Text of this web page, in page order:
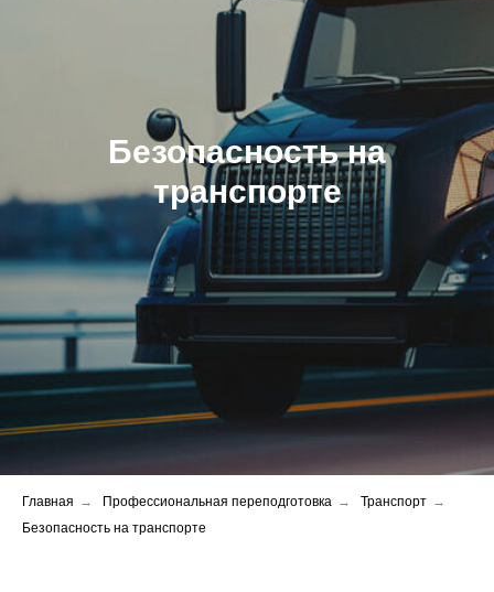
Безопасность на
транспорте
Главная → Профессиональная переподготовка → Транспорт →
Безопасность на транспорте